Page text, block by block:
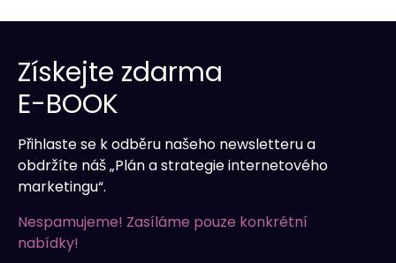
Získejte zdarma
E-BOOK
Přihlaste se k odběru našeho newsletteru a
obdržíte náš „Plán a strategie internetového
marketingu“.
Nespamujeme! Zasíláme pouze konkrétní
nabídky!